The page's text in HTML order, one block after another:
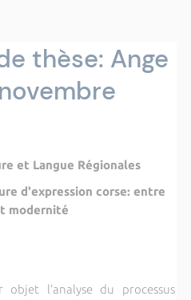
thèse: Ange
et Langue Régionales
d'expression corse: entre
modernité
l’analyse du processus